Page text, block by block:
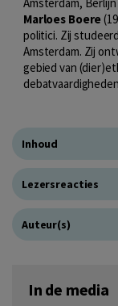
Marloes Boere
politici. Zij
Amsterdam. Zij
gebied van
Inhoud
Lezersreacties
Auteur(s)
In de media